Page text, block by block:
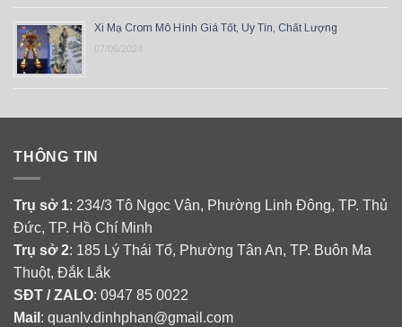
Xi Mạ Crom Mô Hình Giá Tốt, Uy Tín, Chất Lượng
07/06/2024
THÔNG TIN
Trụ sở 1: 234/3 Tô Ngọc Vân, Phường Linh Đông, TP. Thủ
Đức, TP. Hồ Chí Minh
Trụ sở 2: 185 Lý Thái Tổ, Phường Tân An, TP. Buôn Ma
Thuột, Đắk Lắk
SĐT / ZALO: 0947 85 0022
Mail : quanlv.dinhphan@gmail.com